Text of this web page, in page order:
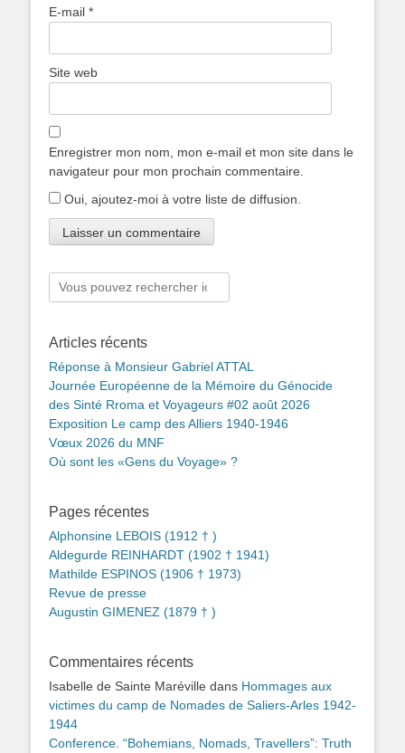
E-mail *
Site web
Enregistrer mon nom, mon e-mail et mon site dans le
navigateur pour mon prochain commentaire.
Oui, ajoutez-moi à votre liste de diffusion.
Rechercher :
Articles récents
Réponse à Monsieur Gabriel ATTAL
Journée Européenne de la Mémoire du Génocide
des Sinté Rroma et Voyageurs #02 août 2026
Exposition Le camp des Alliers 1940-1946
Vœux 2026 du MNF
Où sont les «Gens du Voyage» ?
Pages récentes
Alphonsine LEBOIS (1912 † )
Aldegurde REINHARDT (1902 † 1941)
Mathilde ESPINOS (1906 † 1973)
Revue de presse
Augustin GIMENEZ (1879 † )
Commentaires récents
Isabelle de Sainte Maréville dans Hommages aux
victimes du camp de Nomades de Saliers-Arles 1942-
1944
Conference. “Bohemians, Nomads, Travellers”: Truth